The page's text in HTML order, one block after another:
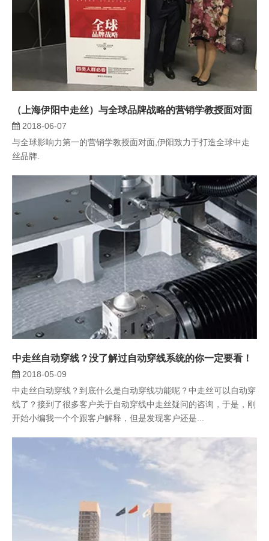
（上海伊阳中走丝）与全球品牌战略的营销学教授面对面
2018-06-07
与全球影响力第一的营销学教授面对面,伊阳致力于打造全球中走
丝品牌.
中走丝自动穿线？没了解过自动穿线系统的你一定要看！
2018-05-09
中走丝自动穿线？到底什么是自动穿线功能呢？中走丝可以自动穿
线了？接到了很多客户关于自动穿线中走丝疑问的咨询，于是，刚
开始小编我一个个跟客户解释，但是发现客户还是...